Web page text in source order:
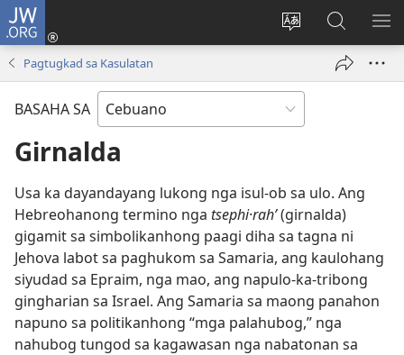
JW.ORG
Ilisi
pinulongan
sa
site
Log
ug
Pangitaa
sa
JW.ORG
Pagtugkad sa Kasulatan
BASAHA SA
Girnalda
Usa ka dayandayang lukong nga isul-ob sa ulo. Ang
Hebreohanong termino nga tsephi·rahʹ(girnalda)
gigamit sa simbolikanhong paagi diha sa tagna ni
Jehova labot sa paghukom sa Samaria, ang kaulohang
siyudad sa Epraim, nga mao, ang napulo-ka-tribong
gingharian sa Israel. Ang Samaria sa maong panahon
napuno sa politikanhong “mga palahubog,” nga
nahubog tungod sa kagawasan nga nabatonan sa